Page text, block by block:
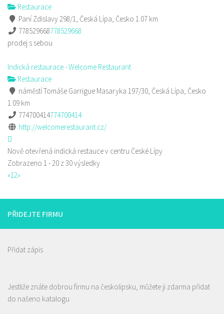
Restaurace
Paní Zdislavy 298/1, Česká Lípa, Česko 1.07 km
778529668778529668
prodej s sebou
Indická restaurace - Welcome Restaurant
Restaurace
náměstí Tomáše Garrigue Masaryka 197/30, Česká Lípa, Česko
1.09 km
774700414774700414
http://welcomerestaurant.cz/
Nově otevřená indická restauce v centru České Lípy
Zobrazeno 1 - 20 z 30 výsledky
«12»
PŘIDEJTE FIRMU
Přidat zápis
Jestliže znáte dobrou firmu na českolipsku, můžete ji zdarma přidat
do našeno katalogu